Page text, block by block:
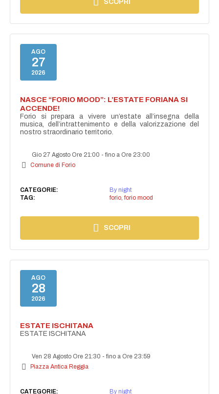
SCOPRI
AGO
27
2026
NASCE “FORIO MOOD”: L’ESTATE FORIANA SI
ACCENDE!
Forio si prepara a vivere un’estate all’insegna della
musica, dell’intrattenimento e della valorizzazione del
nostro straordinario territorio.
Gio 27 Agosto Ore 21:00 -fino a Ore 23:00
Comune di Forio
CATEGORIE:
By night
TAG:
forio, forio mood
SCOPRI
AGO
28
2026
ESTATE ISCHITANA
ESTATE ISCHITANA
Ven 28 Agosto Ore 21:30 -fino a Ore 23:59
Piazza Antica Reggia
CATEGORIE:
By night